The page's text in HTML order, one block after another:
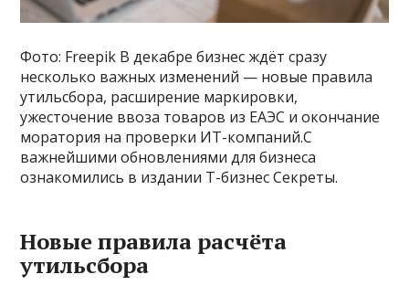
Фото: Freepik В декабре бизнес ждёт сразу
несколько важных изменений — новые правила
утильсбора, расширение маркировки,
ужесточение ввоза товаров из ЕАЭС и окончание
моратория на проверки ИТ-компаний.С
важнейшими обновлениями для бизнеса
ознакомились в издании Т-бизнес Секреты.
Новые правила расчёта
утильсбора